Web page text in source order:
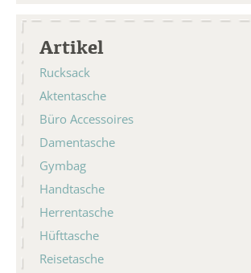
Artikel
Rucksack
Aktentasche
Büro Accessoires
Damentasche
Gymbag
Handtasche
Herrentasche
Hüfttasche
Reisetasche